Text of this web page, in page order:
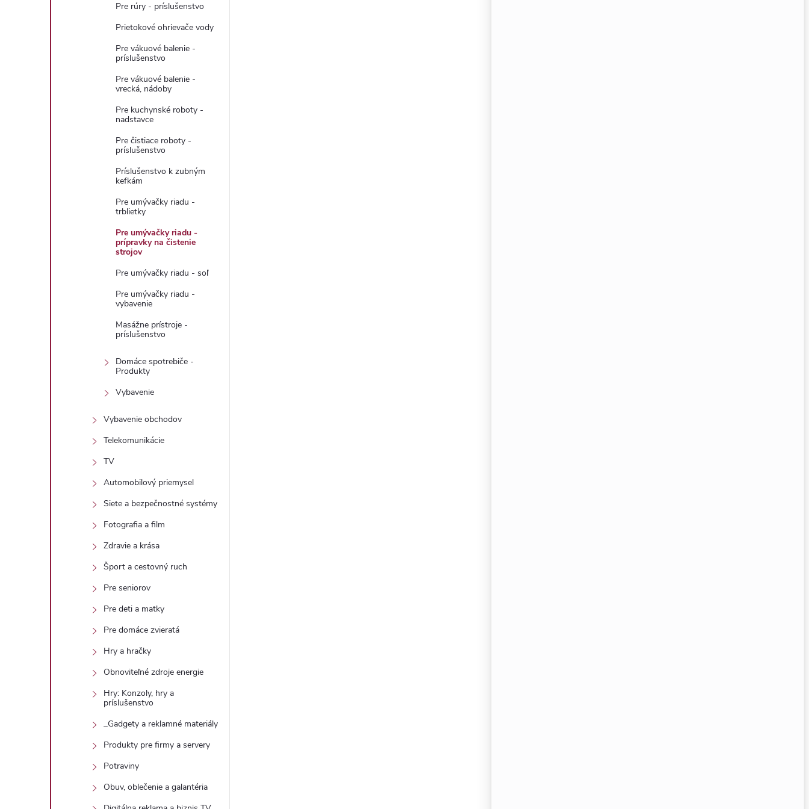
Pre rúry - príslušenstvo
Prietokové ohrievače vody
Pre vákuové balenie -
príslušenstvo
Pre vákuové balenie -
vrecká, nádoby
Pre kuchynské roboty -
nadstavce
Pre čistiace roboty -
príslušenstvo
Príslušenstvo k zubným
kefkám
Pre umývačky riadu -
trblietky
Pre umývačky riadu -
prípravky na čistenie
strojov
Pre umývačky riadu - soľ
Pre umývačky riadu -
vybavenie
Masážne prístroje -
príslušenstvo
Domáce spotrebiče -
Produkty
Vybavenie
Vybavenie obchodov
Telekomunikácie
TV
Automobilový priemysel
Siete a bezpečnostné systémy
Fotografia a film
Zdravie a krása
Šport a cestovný ruch
Pre seniorov
Pre deti a matky
Pre domáce zvieratá
Hry a hračky
Obnoviteľné zdroje energie
Hry: Konzoly, hry a
príslušenstvo
_Gadgety a reklamné materiály
Produkty pre firmy a servery
Potraviny
Obuv, oblečenie a galantéria